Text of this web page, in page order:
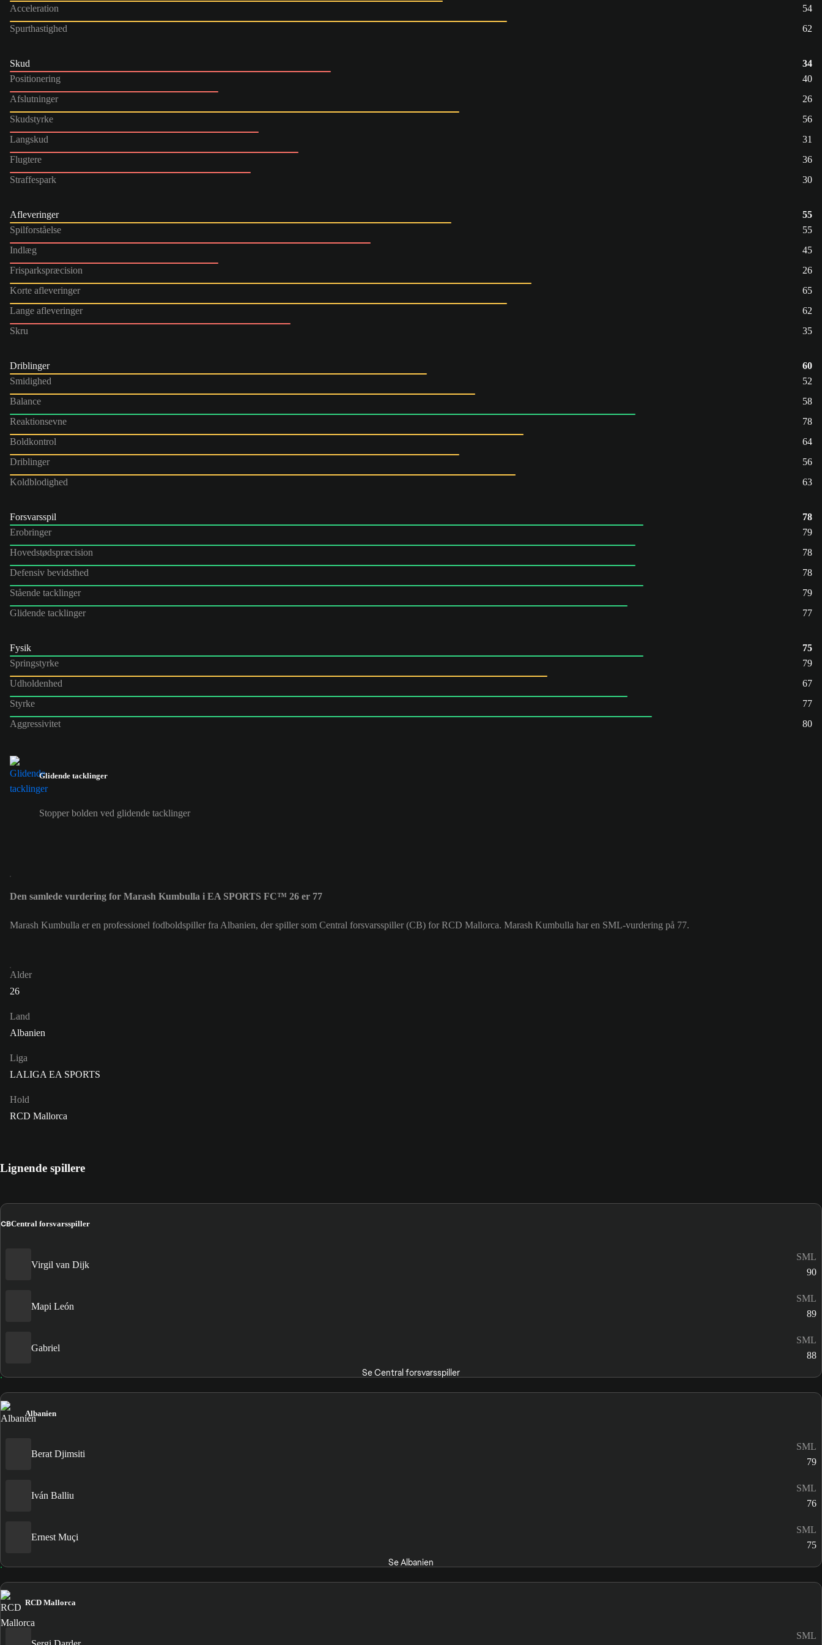
Acceleration
54
Spurthastighed
62
Skud
34
Positionering
40
Afslutninger
26
Skudstyrke
56
Langskud
31
Flugtere
36
Straffespark
30
Afleveringer
55
Spilforståelse
55
Indlæg
45
Frisparkspræcision
26
Korte afleveringer
65
Lange afleveringer
62
Skru
35
Driblinger
60
Smidighed
52
Balance
58
Reaktionsevne
78
Boldkontrol
64
Driblinger
56
Koldblodighed
63
Forsvarsspil
78
Erobringer
79
Hovedstødspræcision
78
Defensiv bevidsthed
78
Stående tacklinger
79
Glidende tacklinger
77
Fysik
75
Springstyrke
79
Udholdenhed
67
Styrke
77
Aggressivitet
80
Glidende tacklinger
Stopper bolden ved glidende tacklinger
Den samlede vurdering for Marash Kumbulla i EA SPORTS FC™ 26 er 77
Marash Kumbulla er en professionel fodboldspiller fra Albanien, der spiller som Central forsvarsspiller (CB) for RCD Mallorca. Marash Kumbulla har en SML-vurdering på 77.
Alder
26
Land
Albanien
Liga
LALIGA EA SPORTS
Hold
RCD Mallorca
Lignende spillere
CBCentral forsvarsspiller
Virgil van Dijk
SML
90
Mapi León
SML
89
Gabriel
SML
88
Se Central forsvarsspiller
Albanien
Berat Djimsiti
SML
79
Iván Balliu
SML
76
Ernest Muçi
SML
75
Se Albanien
RCD Mallorca
SML